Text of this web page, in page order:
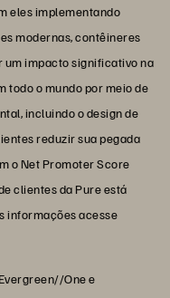
eles implementando
modernas, contêineres
um impacto significativo na
todo o mundo por meio de
incluindo o design de
reduzir sua pegada
o Net Promoter Score
clientes da Pure está
informações acesse
One e